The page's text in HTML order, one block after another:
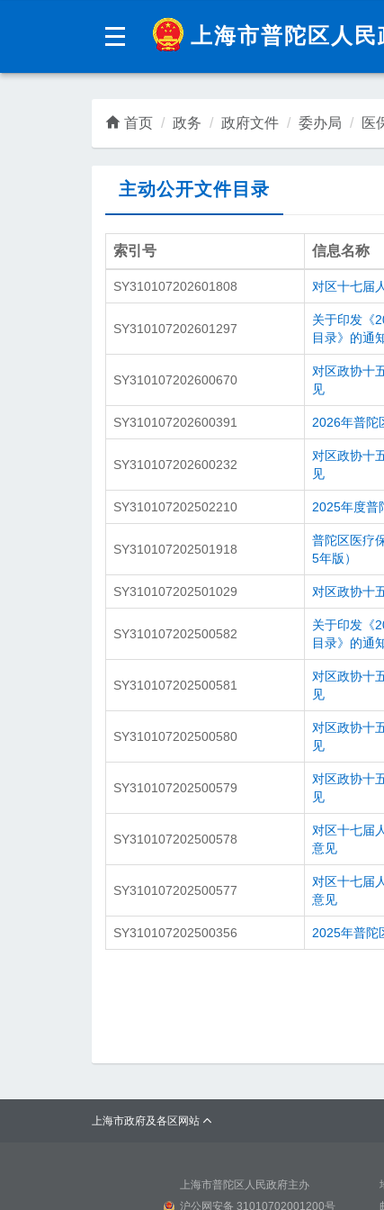
上
领导
区委领导 区人大领导
区政府领导
区政两院领导
营商
上海市普陀区人民
首页 政务 政府文件 委办局 医
主动公开文件目录
索引号 信息名称
SY310107202601808 对区十七届
SY310107202601297
关于印发《
目录》的通
SY310107202600670
对区政协十
见
SY310107202600391 2026年普陀
SY310107202600232
对区政协十
见
SY310107202502210 2025年度普
SY310107202501918
普陀区医疗
5年版）
SY310107202501029 对区政协十
SY310107202500582
关于印发《
目录》的通
SY310107202500581
对区政协十
见
SY310107202500580
对区政协十
见
SY310107202500579
对区政协十
见
SY310107202500578
对区十七届
意见
SY310107202500577
对区十七届
意见
SY310107202500356 2025年普陀
上海市政府及各区网站 
上海市普陀区人民政府主办
沪公网安备 31010702001200号